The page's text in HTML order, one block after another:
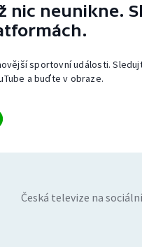
nic neunikne.
sportovní události.
a buďte v obraze.
Česká televize na